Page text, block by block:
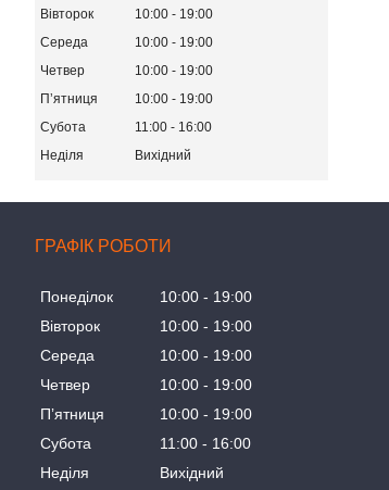
Вівторок
10:00
19:00
Середа
10:00
19:00
Четвер
10:00
19:00
Пʼятниця
10:00
19:00
Субота
11:00
16:00
Неділя
Вихідний
ГРАФІК РОБОТИ
Понеділок 10:00
19:00
Вівторок
10:00
19:00
Середа
10:00
19:00
Четвер
10:00
19:00
Пʼятниця
10:00
19:00
Субота
11:00
16:00
Неділя
Вихідний